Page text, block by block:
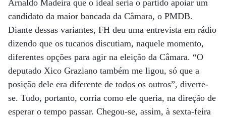
Arnaldo Madeira que o ideal seria o partido apoiar um
candidato da maior bancada da Câmara, o PMDB.
Diante dessas variantes, FH deu uma entrevista em rádio
dizendo que os tucanos discutiam, naquele momento,
diferentes opções para agir na eleição da Câmara. “O
deputado Xico Graziano também me ligou, só que a
posição dele era diferente de todos os outros”, diverte-
se. Tudo, portanto, corria como ele queria, na direção de
esperar o tempo passar. Chegou-se, assim, à sexta-feira